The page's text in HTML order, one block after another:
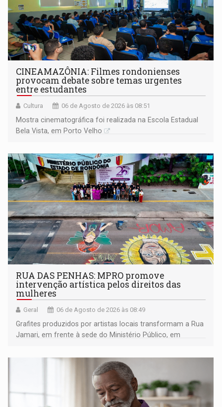
CINEAMAZÔNIA: Filmes rondonienses
provocam debate sobre temas urgentes
entre estudantes
Cultura 06 de Agosto de 2026 às 08:51
Mostra cinematográfica foi realizada na Escola Estadual
Bela Vista, em Porto Velho
RUA DAS PENHAS: MPRO promove
intervenção artística pelos direitos das
mulheres
Geral 06 de Agosto de 2026 às 08:49
Grafites produzidos por artistas locais transformam a Rua
Jamari, em frente à sede do Ministério Público, em
da Penha e o enfrentamento à violência